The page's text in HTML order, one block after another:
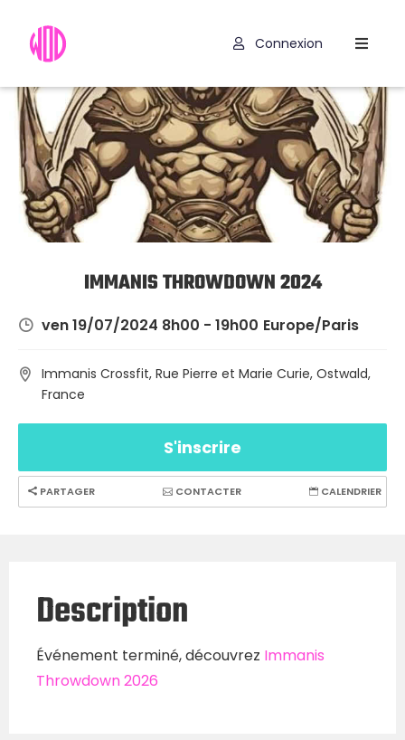
Hyrox
Programmes
WOD
Exercices
Codes
Promo
Connexion
IMMANIS THROWDOWN 2024
ven 19/07/2024 8h00 - 19h00 Europe/Paris
Immanis Crossfit, Rue Pierre et Marie Curie, Ostwald,
France
S'inscrire
PARTAGER CONTACTER CALENDRIER
Description
Événement terminé, découvrez Immanis
Throwdown 2026